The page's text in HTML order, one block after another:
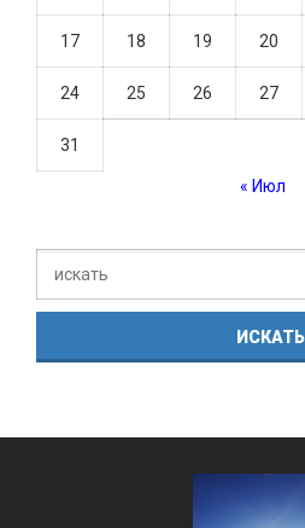
17 18 19 20
24 25 26 27
31
« Июл